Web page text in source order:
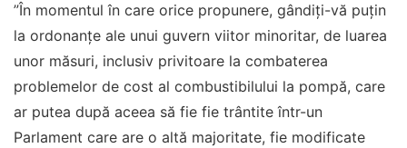
”În momentul în care orice propunere, gândiţi-vă puţin
la ordonanţe ale unui guvern viitor minoritar, de luarea
unor măsuri, inclusiv privitoare la combaterea
problemelor de cost al combustibilului la pompă, care
ar putea după aceea să fie fie trântite într-un
Parlament care are o altă majoritate, fie modificate